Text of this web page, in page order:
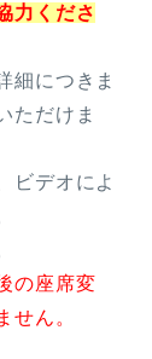
力くださ
細につきま
ただけま
ビデオによ
の座席変
せん。